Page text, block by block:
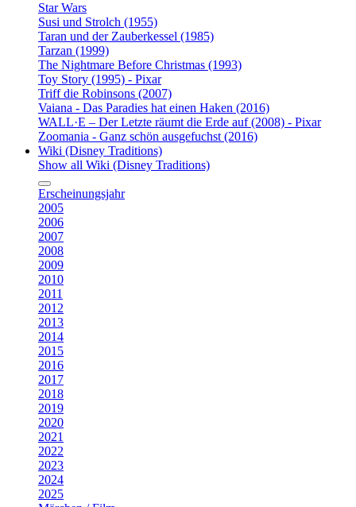
Star Wars
Susi und Strolch (1955)
Taran und der Zauberkessel (1985)
Tarzan (1999)
The Nightmare Before Christmas (1993)
Toy Story (1995) - Pixar
Triff die Robinsons (2007)
Vaiana - Das Paradies hat einen Haken (2016)
WALL·E – Der Letzte räumt die Erde auf (2008) - Pixar
Zoomania - Ganz schön ausgefuchst (2016)
Wiki (Disney Traditions)
Show all Wiki (Disney Traditions)
Erscheinungsjahr
2005
2006
2007
2008
2009
2010
2011
2012
2013
2014
2015
2016
2017
2018
2019
2020
2021
2022
2023
2024
2025